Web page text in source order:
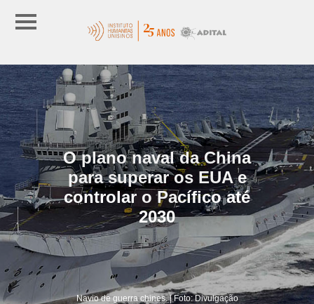
O plano naval da China
para superar os EUA e
controlar o Pacífico até
2030
Navio de guerra chines. | Foto: Divulgação